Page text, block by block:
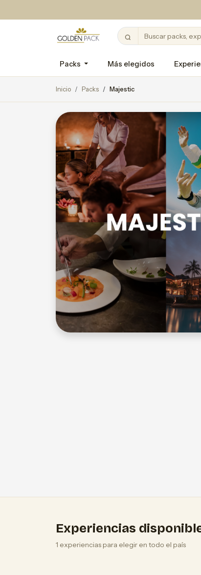
Packs Más elegidos
Inicio Packs Majestic
Experiencias
1 experiencias para elegir en todo el país